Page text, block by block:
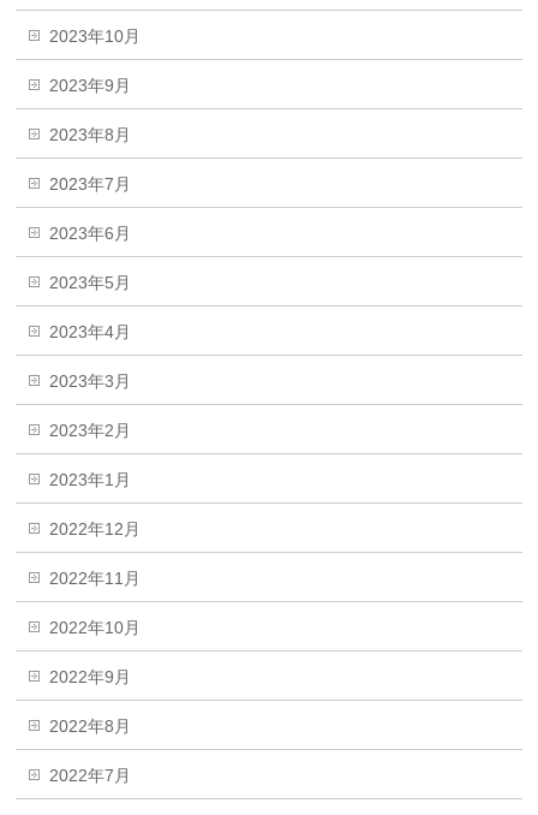
2023年10月
2023年9月
2023年8月
2023年7月
2023年6月
2023年5月
2023年4月
2023年3月
2023年2月
2023年1月
2022年12月
2022年11月
2022年10月
2022年9月
2022年8月
2022年7月